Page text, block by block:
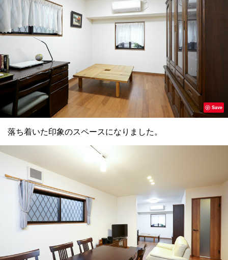
Save
落ち着いた印象のスペースになりました。